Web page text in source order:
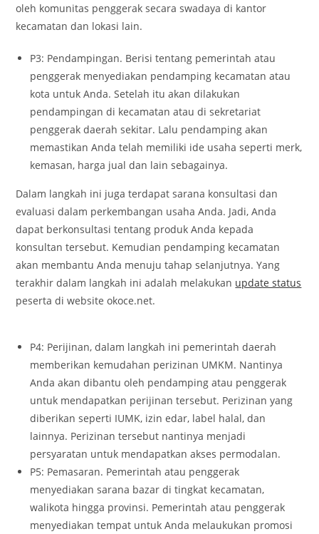
oleh komunitas penggerak secara swadaya di kantor
kecamatan dan lokasi lain.
P3: Pendampingan. Berisi tentang pemerintah atau
penggerak menyediakan pendamping kecamatan atau
kota untuk Anda. Setelah itu akan dilakukan
pendampingan di kecamatan atau di sekretariat
penggerak daerah sekitar. Lalu pendamping akan
memastikan Anda telah memiliki ide usaha seperti merk,
kemasan, harga jual dan lain sebagainya.
Dalam langkah ini juga terdapat sarana konsultasi dan
evaluasi dalam perkembangan usaha Anda. Jadi, Anda
dapat berkonsultasi tentang produk Anda kepada
konsultan tersebut. Kemudian pendamping kecamatan
akan membantu Anda menuju tahap selanjutnya. Yang
terakhir dalam langkah ini adalah melakukan update status
peserta di website okoce.net.
P4: Perijinan, dalam langkah ini pemerintah daerah
memberikan kemudahan perizinan UMKM. Nantinya
Anda akan dibantu oleh pendamping atau penggerak
untuk mendapatkan perijinan tersebut. Perizinan yang
diberikan seperti IUMK, izin edar, label halal, dan
lainnya. Perizinan tersebut nantinya menjadi
persyaratan untuk mendapatkan akses permodalan.
P5: Pemasaran. Pemerintah atau penggerak
menyediakan sarana bazar di tingkat kecamatan,
walikota hingga provinsi. Pemerintah atau penggerak
menyediakan tempat untuk Anda melaukukan promosi